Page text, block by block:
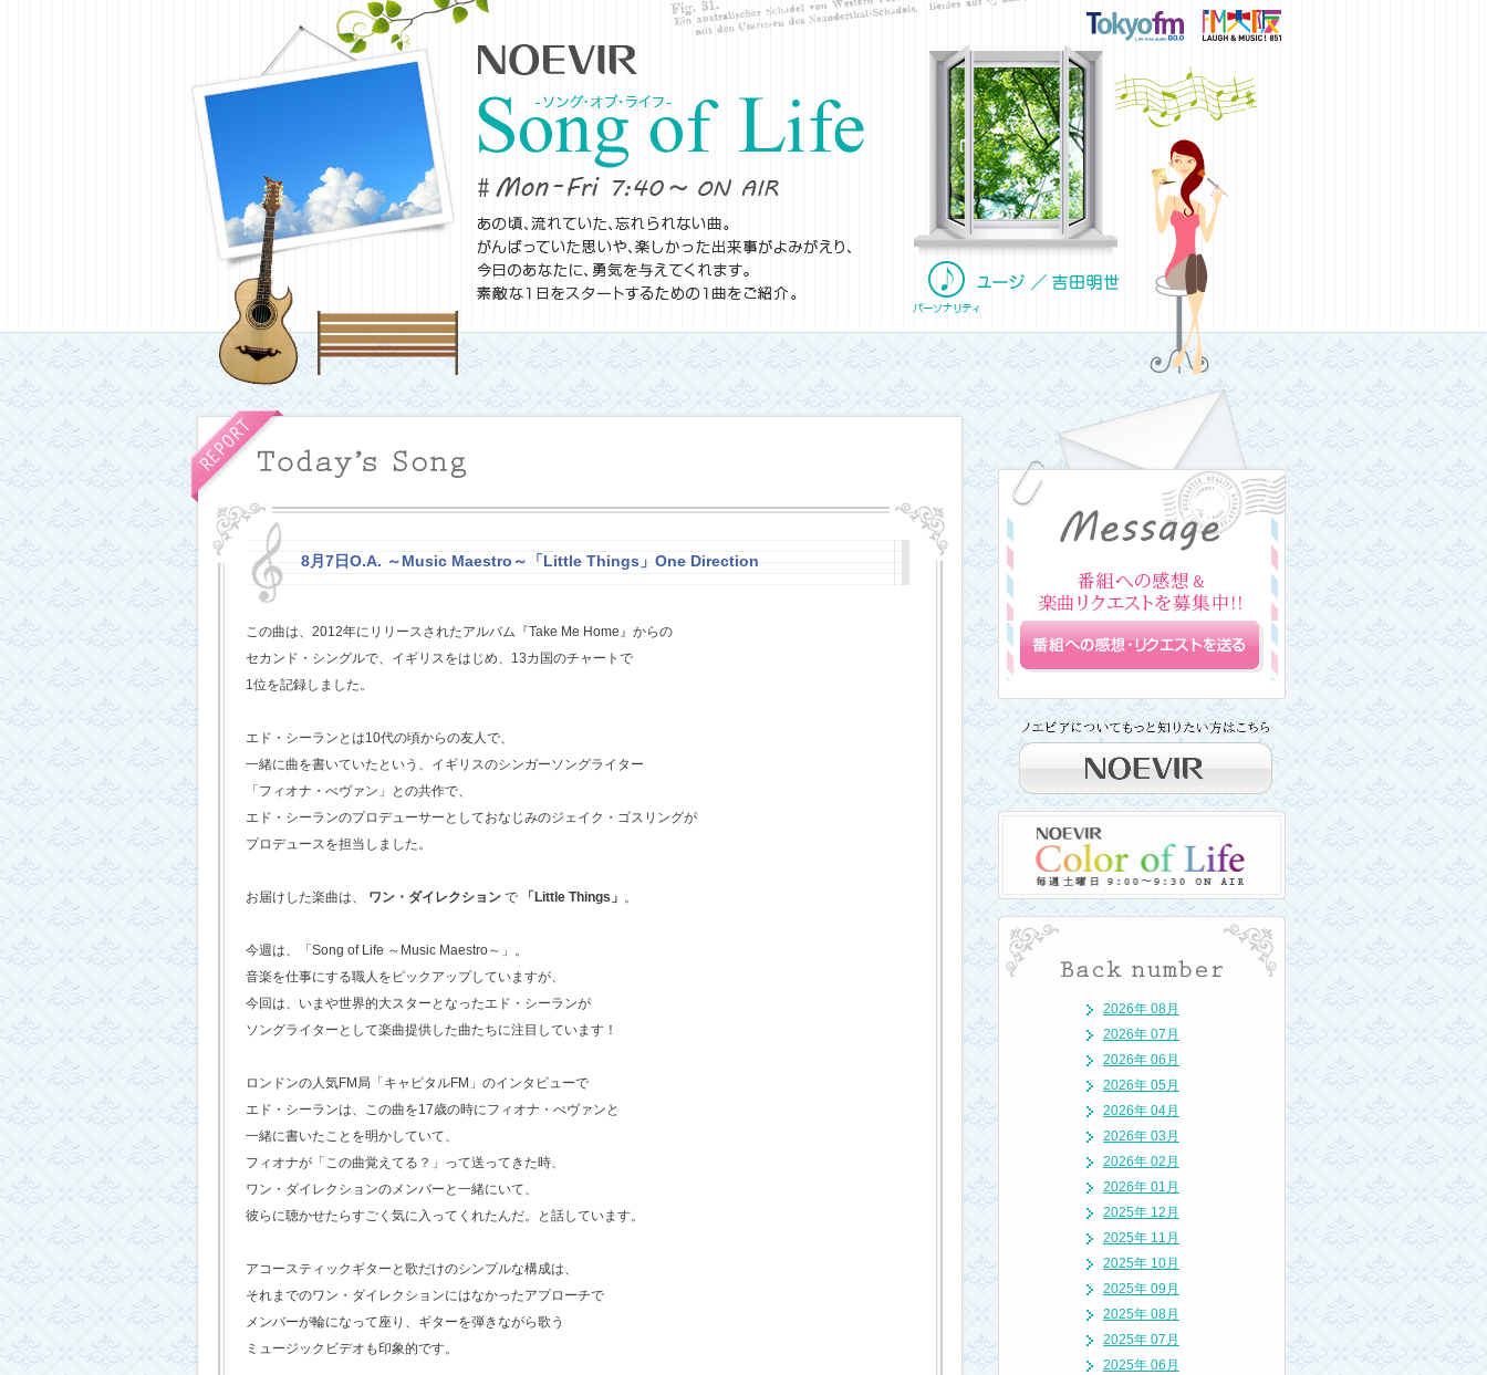
8月7日O.A. ～Music Maestro～「Little Things」One Direction
この曲は、2012年にリリースされたアルバム『Take Me Home』からの
セカンド・シングルで、イギリスをはじめ、13カ国のチャートで
1位を記録しました。
エド・シーランとは10代の頃からの友人で、
一緒に曲を書いていたという、イギリスのシンガーソングライター
「フィオナ・べヴァン」との共作で、
エド・シーランのプロデューサーとしておなじみのジェイク・ゴスリングが
プロデュースを担当しました。
お届けした楽曲は、 ワン・ダイレクション で 「Little Things」 。
今週は、「Song of Life ～Music Maestro～」。
音楽を仕事にする職人をピックアップしていますが、
今回は、いまや世界的大スターとなったエド・シーランが
ソングライターとして楽曲提供した曲たちに注目しています！
ロンドンの人気FM局「キャピタルFM」のインタビューで
エド・シーランは、この曲を17歳の時にフィオナ・べヴァンと
一緒に書いたことを明かしていて、
フィオナが「この曲覚えてる？」って送ってきた時、
ワン・ダイレクションのメンバーと一緒にいて、
彼らに聴かせたらすごく気に入ってくれたんだ。と話しています。
アコースティックギターと歌だけのシンプルな構成は、
それまでのワン・ダイレクションにはなかったアプローチで
メンバーが輪になって座り、ギターを弾きながら歌う
ミュージックビデオも印象的です。
2026年 08月
2026年 07月
2026年 06月
2026年 05月
2026年 04月
2026年 03月
2026年 02月
2026年 01月
2025年 12月
2025年 11月
2025年 10月
2025年 09月
2025年 08月
2025年 07月
2025年 06月